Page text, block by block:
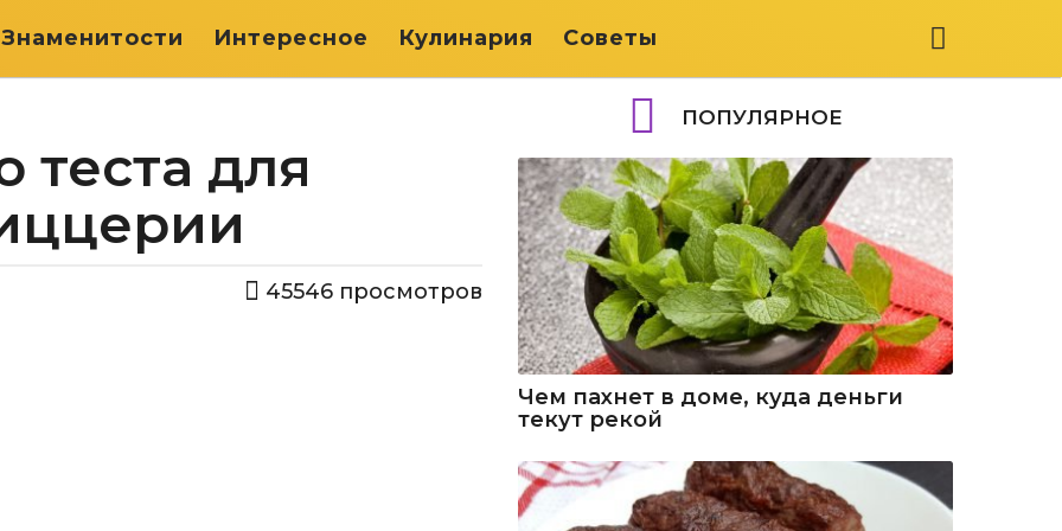
Знаменитости Интересное Кулинария Советы
теста для
45546 просмотров
ПОПУЛЯРНОЕ
Чем пахнет в доме, куда деньги
текут рекой